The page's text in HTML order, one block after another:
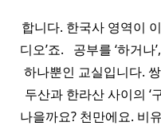
합니다. 한국사 영역이
디오’죠. ​ ​ 공부를 ‘하거
하나뿐인 교실입니다.
두산과 한라산 사이의 ‘
나을까요? 천만에요. 비